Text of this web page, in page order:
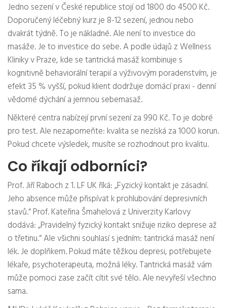
Jedno sezení v České republice stojí od 1800 do 4500 Kč.
Doporučený léčebný kurz je 8-12 sezení, jednou nebo
dvakrát týdně. To je nákladné. Ale není to investice do
masáže. Je to investice do sebe. A podle údajů z Wellness
Kliniky v Praze, kde se tantrická masáž kombinuje s
kognitivně behaviorální terapií a výživovým poradenstvím, je
efekt 35 % vyšší, pokud klient dodržuje domácí praxi - denní
vědomé dýchání a jemnou sebemasaž.
Některé centra nabízejí první sezení za 990 Kč. To je dobré
pro test. Ale nezapomeňte: kvalita se nezíská za 1000 korun.
Pokud chcete výsledek, musíte se rozhodnout pro kvalitu.
Co říkají odborníci?
Prof. Jiří Raboch z 1. LF UK říká: „Fyzický kontakt je zásadní.
Jeho absence může přispívat k prohlubování depresivních
stavů.“ Prof. Kateřina Šmahelová z Univerzity Karlovy
dodává: „Pravidelný fyzický kontakt snižuje riziko deprese až
o třetinu.“ Ale všichni souhlasí s jedním: tantrická masáž není
lék. Je doplňkem. Pokud máte těžkou depresi, potřebujete
lékaře, psychoterapeuta, možná léky. Tantrická masáž vám
může pomoci zase začít cítit své tělo. Ale nevyřeší všechno
sama.